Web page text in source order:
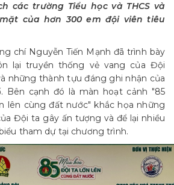
các trường Tiểu học và THCS và
của hơn 300 em đội viên tiêu
chí Nguyễn Tiến Mạnh đã trình bày
lại truyền thống vẻ vang của Đội
những thành tựu đáng ghi nhận của
Bên cạnh đó là màn hoạt cảnh "85
lên cùng đất nước" khắc họa những
Đội ta gây ấn tượng và để lại nhiều
tham dự tại chương trình.